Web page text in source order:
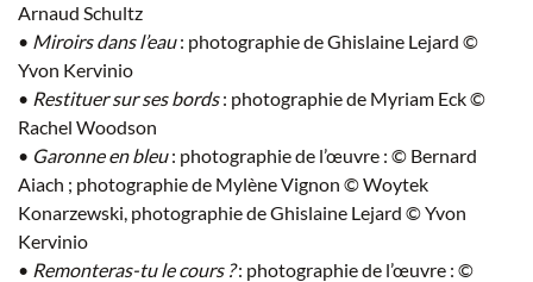
Arnaud Schultz
• Miroirs dans l’eau: photographie de Ghislaine Lejard ©
Yvon Kervinio
• Restituer sur ses bords: photographie de Myriam Eck ©
Rachel Woodson
• Garonne en bleu: photographie de l’œuvre : © Bernard
Aiach ; photographie de Mylène Vignon © Woytek
Konarzewski, photographie de Ghislaine Lejard © Yvon
Kervinio
• Remonteras-tu le cours ?: photographie de l’œuvre : ©